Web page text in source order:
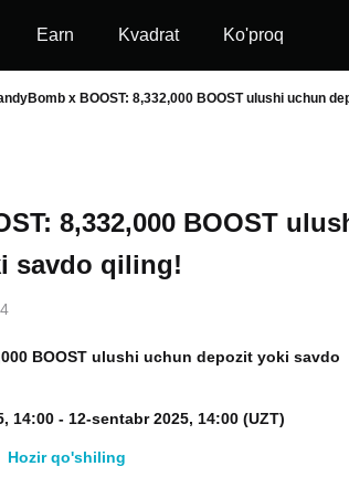
Earn Kvadrat Ko'proq
x BOOST: 8,332,000 BOOST ulushi uchun
8,332,000 BOOST
savdo qiling!
BOOST ulushi uchun depozit yoki savdo
14:00 - 12-sentabr 2025, 14:00 (UZT)
Hozir qo'shiling